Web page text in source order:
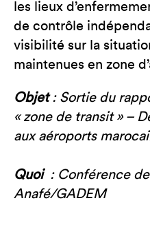
les lieux
de contrôle
visibilité sur la
maintenues en zone
Objet: Sortie du
« zone de transit » –
aux aéroports
Quoi : Conférence
Anafé/GADEM